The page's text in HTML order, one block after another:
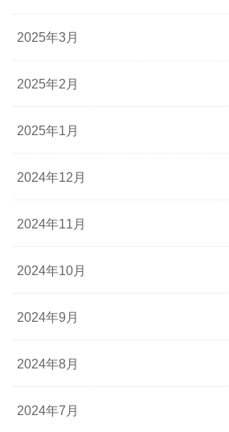
2025年3月
2025年2月
2025年1月
2024年12月
2024年11月
2024年10月
2024年9月
2024年8月
2024年7月